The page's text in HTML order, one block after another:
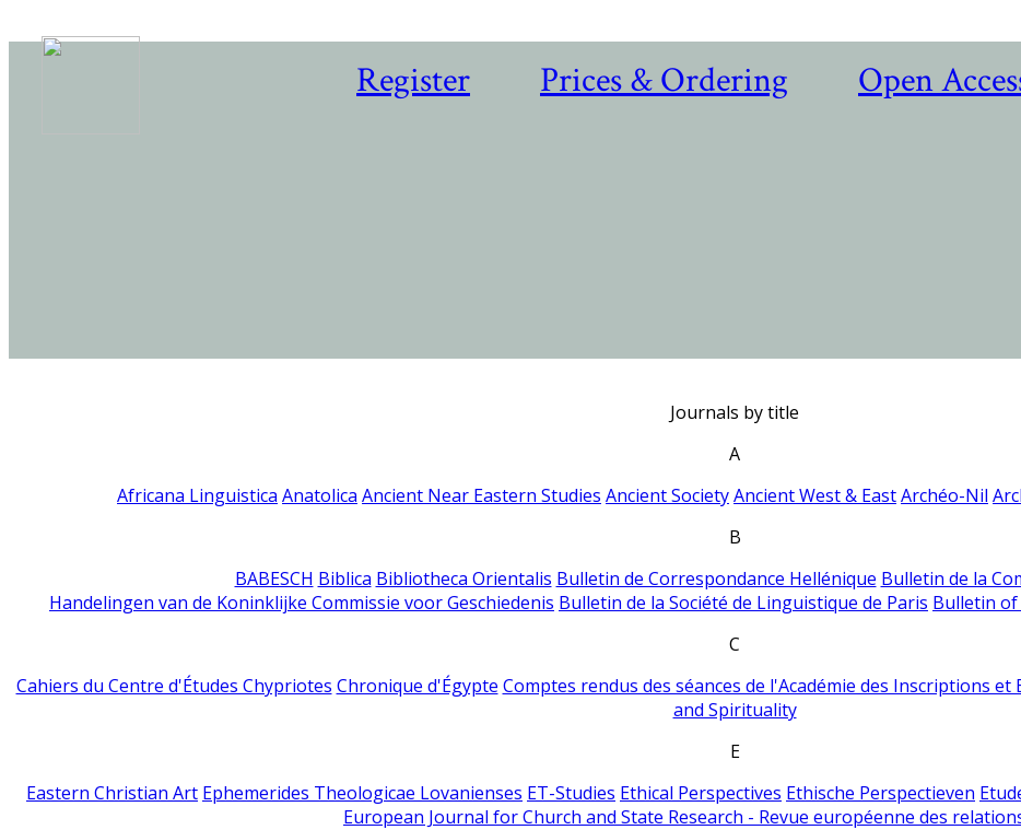
Register Prices & Ordering Open
Journals by title
A
Africana Linguistica Anatolica Ancient Near Eastern Studies Ancient SocietyAncient West & EastArchéo-Nil
B
BABESCH Biblica Bibliotheca Orientalis Bulletin de Correspondance Hellénique Bulletin de la
Handelingen van de Koninklijke Commissie voor Geschiedenis Bulletin de la Société de Linguistique de Paris Bulletin of
C
Cahiers du Centre d'Études Chypriotes Chronique d'Égypte Comptes rendus des séances de l'Académie des Inscriptions et
and Spirituality
E
Eastern Christian Art Ephemerides Theologicae Lovanienses ET-Studies Ethical Perspectives Ethische Perspectieven
European Journal for Church and State Research - Revue européenne des